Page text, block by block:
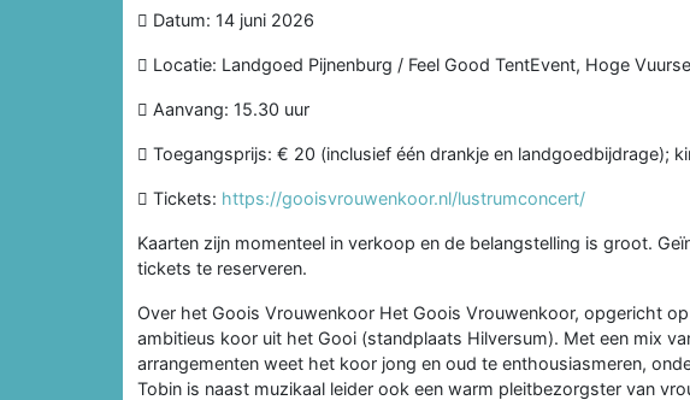
 Datum: 14 juni 2026
 Locatie: Landgoed Pijnenburg / Feel Good TentEvent, Hoge
 Aanvang: 15.30 uur
 Toegangsprijs: € 20 (inclusief één drankje en landgoedbijdrage);
 Tickets: https://gooisvrouwenkoor.nl/lustrumconcert/
Kaarten zijn momenteel in verkoop en de belangstelling is groot.
tickets te reserveren.
Over het Goois Vrouwenkoor Het Goois Vrouwenkoor, opgericht op
ambitieus koor uit het Gooi (standplaats Hilversum). Met een mix
arrangementen weet het koor jong en oud te enthousiasmeren,
Tobin is naast muzikaal leider ook een warm pleitbezorgster van